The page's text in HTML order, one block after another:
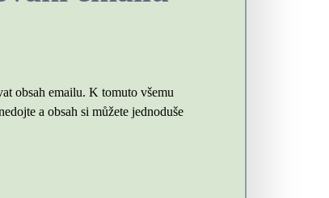
obsah emailu. K tomuto všemu
a obsah si můžete jednoduše